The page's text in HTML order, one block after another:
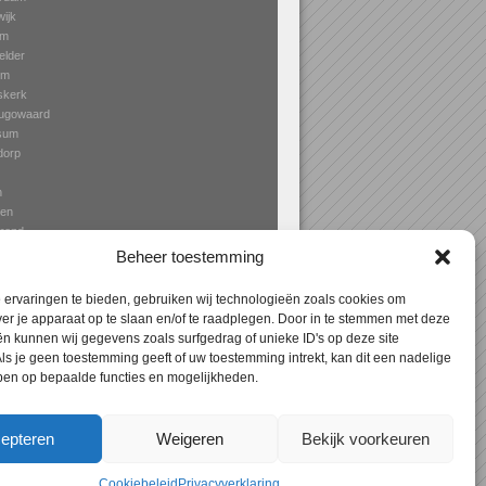
Beheer toestemming
ervaringen te bieden, gebruiken wij technologieën zoals cookies om
je apparaat op te slaan en/of te raadplegen. Door in te stemmen met deze
kunnen wij gegevens zoals surfgedrag of unieke ID's op deze site
je geen toestemming geeft of uw toestemming intrekt, kan dit een nadelige
op bepaalde functies en mogelijkheden.
Weigeren Bekijk voorkeuren
> Aanbouw Zaandam – specialist in
erkers en veranda’s!